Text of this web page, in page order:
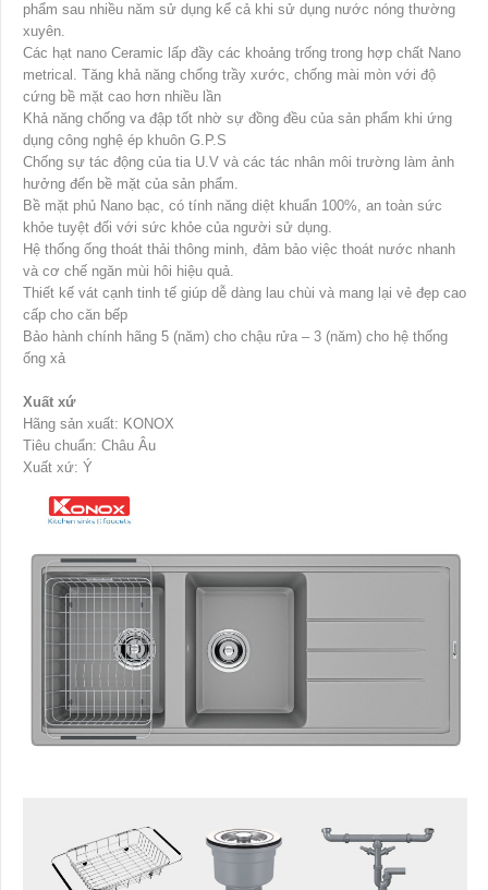
phẩm sau nhiều năm sử dụng kể cả khi sử dụng nước nóng thường
xuyên.
Các hạt nano Ceramic lấp đầy các khoảng trống trong hợp chất Nano
metrical. Tăng khả năng chống trầy xước, chống mài mòn với độ
cứng bề mặt cao hơn nhiều lần
Khả năng chống va đập tốt nhờ sự đồng đều của sản phẩm khi ứng
dụng công nghệ ép khuôn G.P.S
Chống sự tác động của tia U.V và các tác nhân môi trường làm ảnh
hưởng đến bề mặt của sản phẩm.
Bề mặt phủ Nano bạc, có tính năng diệt khuẩn 100%, an toàn sức
khỏe tuyệt đối với sức khỏe của người sử dụng.
Hệ thống ống thoát thải thông minh, đảm bảo việc thoát nước nhanh
và cơ chế ngăn mùi hôi hiệu quả.
Thiết kế vát cạnh tinh tế giúp dễ dàng lau chùi và mang lại vẻ đẹp cao
cấp cho căn bếp
Bảo hành chính hãng 5 (năm) cho chậu rửa – 3 (năm) cho hệ thống
ống xả
Xuất xứ
Hãng sản xuất: KONOX
Tiêu chuẩn: Châu Âu
Xuất xứ: Ý